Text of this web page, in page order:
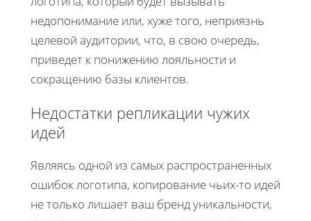
недопонимание или, хуже того, неприязнь
целевой аудитории, что, в свою очередь,
приведет к понижению лояльности и
сокращению базы клиентов.
Недостатки репликации чужих
идей
Являясь одной из самых распространенных
ошибок логотипа, копирование чьих-то идей
не только лишает ваш бренд уникальности,